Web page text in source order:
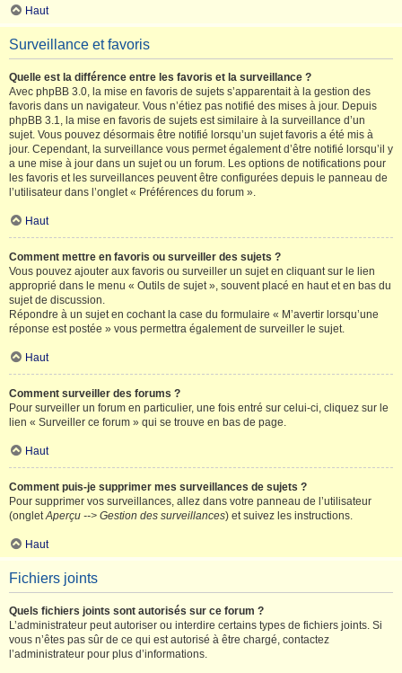
Haut
Surveillance et favoris
Quelle est la différence entre les favoris et la surveillance ?
Avec phpBB 3.0, la mise en favoris de sujets s’apparentait à la gestion des
favoris dans un navigateur. Vous n’étiez pas notifié des mises à jour. Depuis
phpBB 3.1, la mise en favoris de sujets est similaire à la surveillance d’un
sujet. Vous pouvez désormais être notifié lorsqu’un sujet favoris a été mis à
jour. Cependant, la surveillance vous permet également d’être notifié lorsqu’il y
a une mise à jour dans un sujet ou un forum. Les options de notifications pour
les favoris et les surveillances peuvent être configurées depuis le panneau de
l’utilisateur dans l’onglet « Préférences du forum ».
Haut
Comment mettre en favoris ou surveiller des sujets ?
Vous pouvez ajouter aux favoris ou surveiller un sujet en cliquant sur le lien
approprié dans le menu « Outils de sujet », souvent placé en haut et en bas du
sujet de discussion.
Répondre à un sujet en cochant la case du formulaire « M’avertir lorsqu’une
réponse est postée » vous permettra également de surveiller le sujet.
Haut
Comment surveiller des forums ?
Pour surveiller un forum en particulier, une fois entré sur celui-ci, cliquez sur le
lien « Surveiller ce forum » qui se trouve en bas de page.
Haut
Comment puis-je supprimer mes surveillances de sujets ?
Pour supprimer vos surveillances, allez dans votre panneau de l’utilisateur
(ongletAperçu --> Gestion des surveillances) et suivez les instructions.
Haut
Fichiers joints
Quels fichiers joints sont autorisés sur ce forum ?
L’administrateur peut autoriser ou interdire certains types de fichiers joints. Si
vous n’êtes pas sûr de ce qui est autorisé à être chargé, contactez
l’administrateur pour plus d’informations.